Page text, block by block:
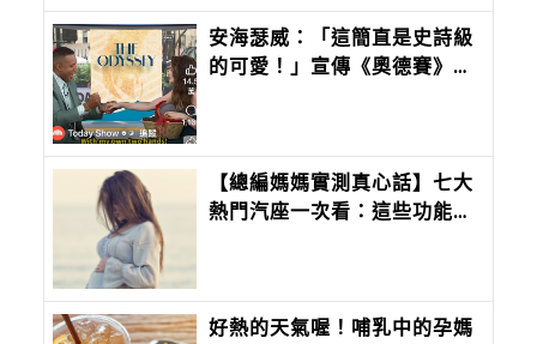
安海瑟威：「這簡直是史詩級
的可愛！」宣傳《奧德賽》收
【總編媽媽實測真心話】七大
熱門汽座一次看：這些功能我
好熱的天氣喔！哺乳中的孕媽